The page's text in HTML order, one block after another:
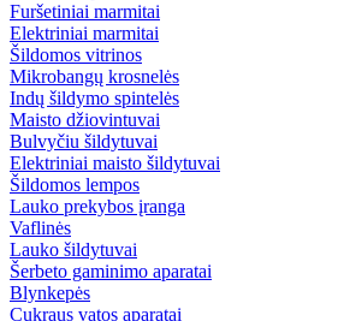
Furšetiniai marmitai
Elektriniai marmitai
Šildomos vitrinos
Mikrobangų krosnelės
Indų šildymo spintelės
Maisto džiovintuvai
Bulvyčiu šildytuvai
Elektriniai maisto šildytuvai
Šildomos lempos
Lauko prekybos įranga
Vaflinės
Lauko šildytuvai
Šerbeto gaminimo aparatai
Blynkepės
Cukraus vatos aparatai